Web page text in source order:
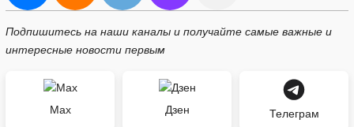
Подпишитесь на наши каналы и получайте самые важные и
интересные новости первым
Max Дзен Телеграм